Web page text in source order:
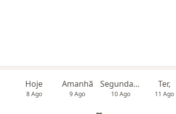
Hoje
8 Ago
Amanhã
9 Ago
Segunda-feira
10 Ago
Ter,
11 Ago